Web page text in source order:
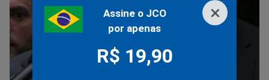
×
Assine o JCO
por apenas
R$ 19,90